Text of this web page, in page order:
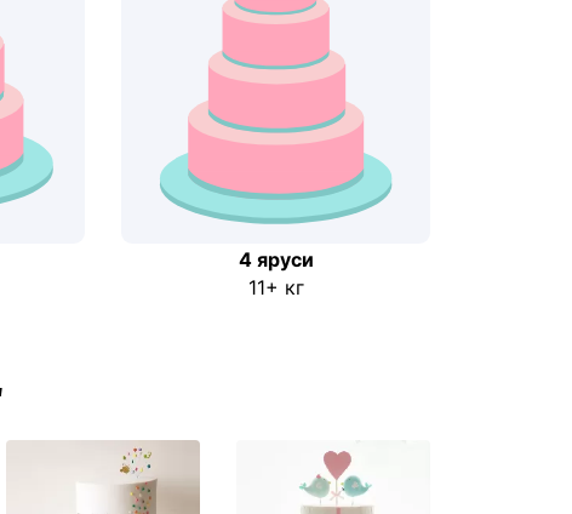
4 яруси
11+ кг